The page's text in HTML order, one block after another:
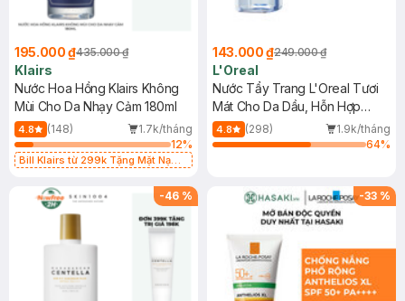
195.000 ₫435.000 ₫
Klairs
Nước Hoa Hồng Klairs Không
Mùi Cho Da Nhạy Cảm 180ml
4.8 (148)
1.7k/tháng
12%
Bill Klairs từ 299k Tặng Mặt Nạ
25ml (SL Có Hạn)
143.000 ₫249.000 ₫
L'Oreal
Nước Tẩy Trang L'Oreal Tươi
Mát Cho Da Dầu, Hỗn Hợp
400ml
4.8 (298)
1.9k/tháng
64%
-46 % -33 %